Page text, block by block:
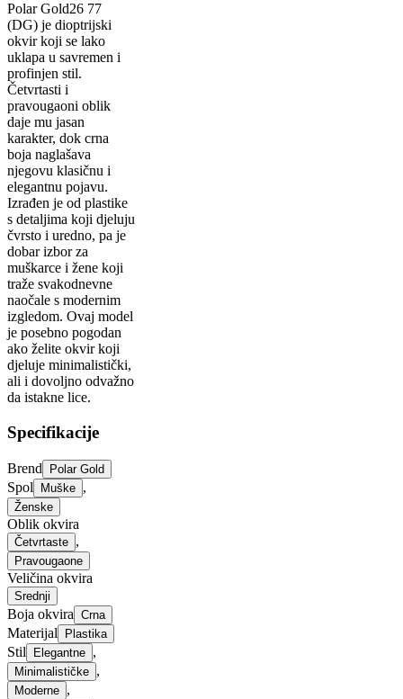
Polar Gold26 77
(DG) je dioptrijski
okvir koji se lako
uklapa u savremen i
profinjen stil.
Četvrtasti i
pravougaoni oblik
daje mu jasan
karakter, dok crna
boja naglašava
njegovu klasičnu i
elegantnu pojavu.
Izrađen je od plastike
s detaljima koji djeluju
čvrsto i uredno, pa je
dobar izbor za
muškarce i žene koji
traže svakodnevne
naočale s modernim
izgledom. Ovaj model
je posebno pogodan
ako želite okvir koji
djeluje minimalistički,
ali i dovoljno odvažno
da istakne lice.
Specifikacije
Brend Polar Gold
Spol Muške ,
Ženske
Oblik okvira
Četvrtaste ,
Pravougaone
Veličina okvira
Srednji
Boja okvira Crna
Materijal Plastika
Stil Elegantne ,
Minimalističke ,
Moderne ,